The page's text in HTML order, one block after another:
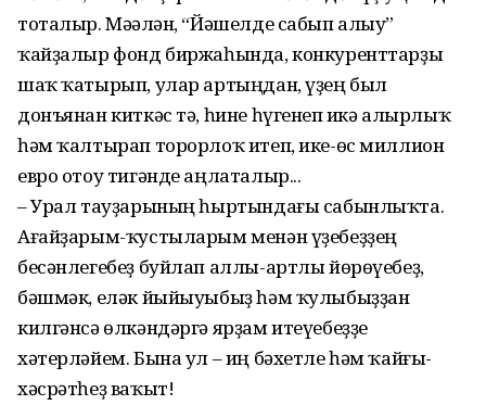
тоталыр. Мәҫәлән, “Йәшелде сабып алыу”
ҡайҙалыр фонд биржаһында, конкуренттарҙы
шаҡ ҡатырып, улар артыңдан, үҙең был
донъянан киткәс тә, һине һүгенеп иҫкә алырлыҡ
һәм ҡалтырап торорлоҡ итеп, ике-өс миллион
евро отоу тигәнде аңлаталыр...
– Урал тауҙарының һыртындағы сабынлыҡта.
Ағайҙарым-ҡустыларым менән үҙебеҙҙең
бесәнлегебеҙ буйлап аллы-артлы йөрөүебеҙ,
бәшмәк, еләк йыйыуыбыҙ һәм ҡулыбыҙҙан
килгәнсә өлкәндәргә ярҙам итеүебеҙҙе
хәтерләйем. Бына ул – иң бәхетле һәм ҡайғы-
хәсрәтһеҙ ваҡыт!